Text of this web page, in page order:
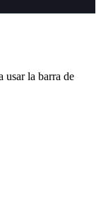
usar la barra de